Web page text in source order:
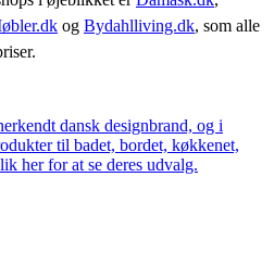
og Bydahlliving.dk, som alle
dansk designbrand, og i
til badet, bordet, køkkenet,
her for at se deres udvalg.